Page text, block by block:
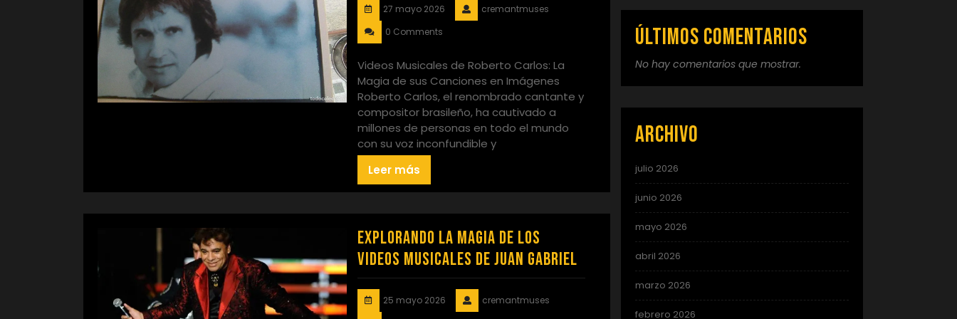
27 mayo 2026
cremantmuses
0 Comments
Videos Musicales de Roberto Carlos: La
Magia de sus Canciones en Imágenes
Roberto Carlos, el renombrado cantante y
compositor brasileño, ha cautivado a
millones de personas en todo el mundo
con su voz inconfundible y
Leer más
Explorando la Magia de los
Videos Musicales de Juan Gabriel
25 mayo 2026
cremantmuses
Últimos comentarios
No hay comentarios que mostrar.
Archivo
julio 2026
junio 2026
mayo 2026
abril 2026
marzo 2026
febrero 2026